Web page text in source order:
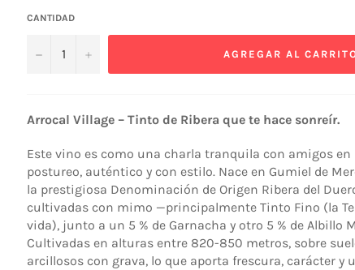
CANTIDAD
− + AGREGAR AL
Arrocal Village – Tinto de Ribera que te hace sonreír.
Este vino es como una charla tranquila con amigos
postureo, auténtico y con estilo. Nace en Gumiel de
la prestigiosa Denominación de Origen Ribera del
cultivadas con mimo —principalmente Tinto Fino (la
vida), junto a un 5 % de Garnacha y otro 5 % de Albillo
Cultivadas en alturas entre 820-850 metros, sobre
arcillosos con grava, lo que aporta frescura, carácter y